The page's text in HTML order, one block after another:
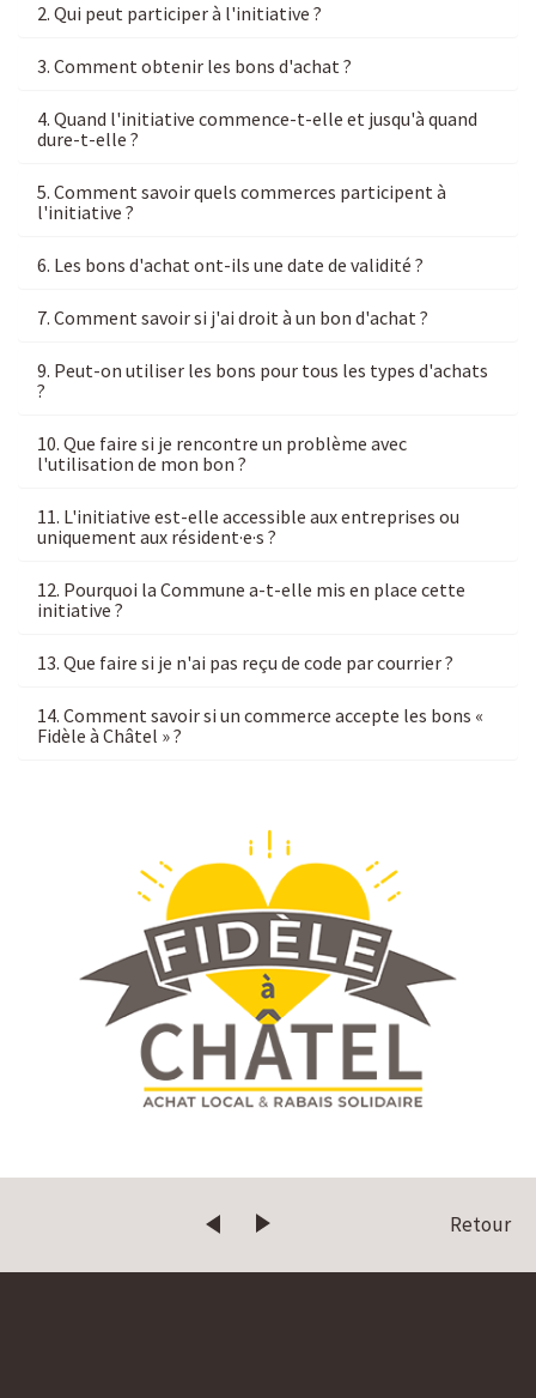
2. Qui peut participer à l'initiative ?
3. Comment obtenir les bons d'achat ?
4. Quand l'initiative commence-t-elle et jusqu'à quand
dure-t-elle ?
5. Comment savoir quels commerces participent à
l'initiative ?
6. Les bons d'achat ont-ils une date de validité ?
7. Comment savoir si j'ai droit à un bon d'achat ?
9. Peut-on utiliser les bons pour tous les types d'achats
?
10. Que faire si je rencontre un problème avec
l'utilisation de mon bon ?
11. L'initiative est-elle accessible aux entreprises ou
uniquement aux résident·e·s ?
12. Pourquoi la Commune a-t-elle mis en place cette
initiative ?
13. Que faire si je n'ai pas reçu de code par courrier ?
14. Comment savoir si un commerce accepte les bons «
Fidèle à Châtel » ?
Retour